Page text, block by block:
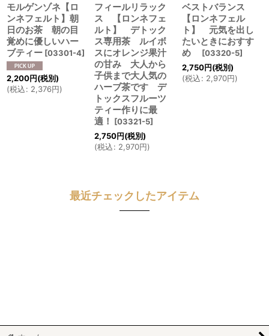
モルゲンゾネ【ロ
ンネフェルト】朝
日のお茶 朝の目
覚めに優しいハー
ブティー [03301-4]
2,200円(税別)
(税込: 2,376円)
フィールリラック
ス 【ロンネフェ
ルト】 デトック
ス専用茶 ルイボ
スにオレンジ果汁
の甘み 大人から
子供まで大人気の
ハーブ茶です デ
トックスフルーツ
ティー作りに最
適！
[03321-5]
2,750円(税別)
(税込: 2,970円)
ベストバランス
【ロンネフェル
ト】 元気を出し
たいときにおすす
め
[03320-5]
2,750円(税別)
(税込: 2,970円)
最近チェックしたアイテム